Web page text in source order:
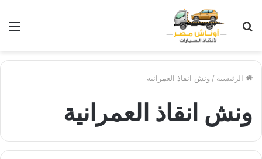
الرئيسية / ونش انقاذ العمرانية
ونش انقاذ العمرانية